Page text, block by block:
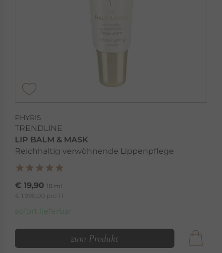
PHYRIS
TRENDLINE
LIP BALM & MASK
Reichhaltig verwöhnende Lippenpflege
€ 19,90 10 ml
€ 1.990,00 pro 1 l
sofort lieferbar
zum Produkt